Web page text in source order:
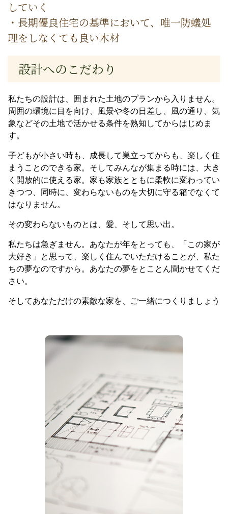
していく
・長期優良住宅の基準において、唯一防蟻処
理をしなくても良い木材
設計へのこだわり
私たちの設計は、囲まれた土地のプランから入りません。
周囲の環境に目を向け、風景や冬の日差し、風の通り、気
象などその土地で活かせる条件を熟知してからはじめま
す。
子どもが小さい時も、成長して巣立ってからも、楽しく住
まうことのできる家。そしてみんなが集まる時には、大き
く開放的に使える家。家も家族とともに柔軟に変わってい
きつつ、同時に、変わらないものを大切に守る箱でなくて
はなりません。
その変わらないものとは、愛、そして思い出。
私たちは急ぎません。あなたが年をとっても、「この家が
大好き」と思って、楽しく住んでいただけることが、私た
ちの夢なのですから。あなたの夢をとことん聞かせてくだ
さい。
そしてあなただけの素敵な家を、ご一緒につくりましょう